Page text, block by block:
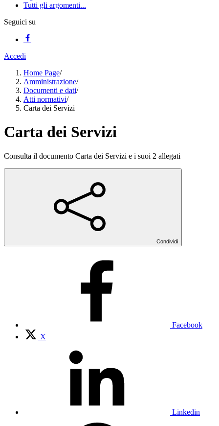
Tutti gli argomenti...
Seguici su
Accedi
Home Page/
Amministrazione/
Documenti e dati/
Atti normativi/
Carta dei Servizi
Carta dei Servizi
Consulta il documento Carta dei Servizi e i suoi 2 allegati
Condividi
Facebook
X
Linkedin